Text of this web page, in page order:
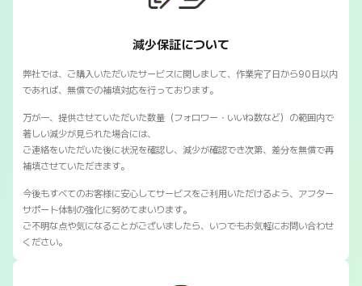
減少保証について
弊社では、ご購入いただいたサービスに関しまして、作業完了日から90日以内
であれば、無償での補填対応を行っております。
万が一、提供させていただいた数量（フォロワー・いいね数など）の範囲内で
著しい減少が見られた場合には、
ご連絡をいただいた後に状況を確認し、減少が確認でき次第、差分を無償で再
補填させていただきます。
今後もすべてのお客様に安心してサービスをご利用いただけるよう、アフター
サポート体制の強化に努めてまいります。
ご不明な点や気になることがございましたら、いつでもお気軽にお問い合わせ
ください。